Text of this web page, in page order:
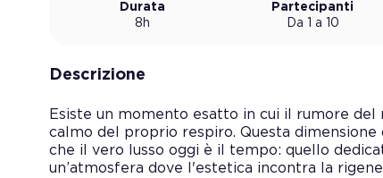
Durata
8h
Partecipanti
Da 1 a 10
Descrizione
Esiste un momento esatto in cui il rumore del
calmo del proprio respiro. Questa dimensione
che il vero lusso oggi è il tempo: quello
un’atmosfera dove l'estetica incontra la